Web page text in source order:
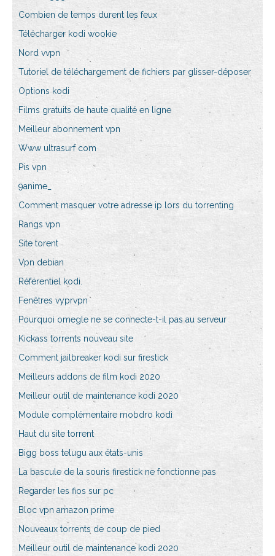
Combien de temps durent les feux
Télécharger kodi wookie
Nord vvpn
Tutoriel de téléchargement de fichiers par glisser-déposer
Options kodi
Films gratuits de haute qualité en ligne
Meilleur abonnement vpn
Www ultrasurf com
Pis vpn
9anime_
Comment masquer votre adresse ip lors du torrenting
Rangs vpn
Site torent
Vpn debian
Référentiel kodi.
Fenêtres vyprvpn
Pourquoi omegle ne se connecte-t-il pas au serveur
Kickass torrents nouveau site
Comment jailbreaker kodi sur firestick
Meilleurs addons de film kodi 2020
Meilleur outil de maintenance kodi 2020
Module complémentaire mobdro kodi
Haut du site torrent
Bigg boss telugu aux états-unis
La bascule de la souris firestick ne fonctionne pas
Regarder les fios sur pc
Bloc vpn amazon prime
Nouveaux torrents de coup de pied
Meilleur outil de maintenance kodi 2020